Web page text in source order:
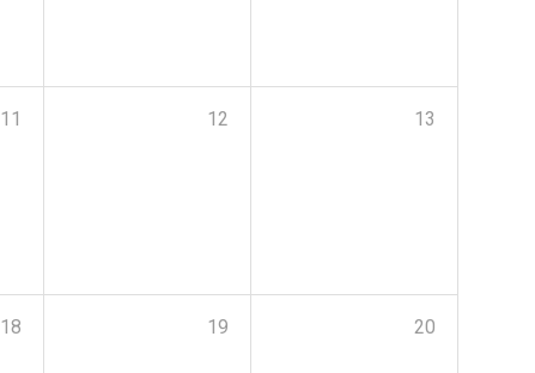
11 12 13
18 19 20